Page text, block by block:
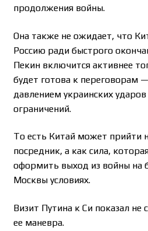
продолжения войны.
Она также не ожидает, что
Россию ради быстрого
Пекин включится активнее
будет готова к переговорам
давлением украинских
ограничений.
То есть Китай может прийти
посредник, а как сила,
оформить выход из войны на
Москвы условиях.
Визит Путина к Си показал не
ее маневра.